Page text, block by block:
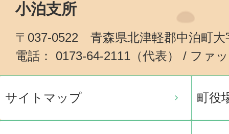
小泊支所
〒037-0522 青森県北津軽郡中泊町大
電話： 0173-64-2111（代表） / ファ
サイトマップ 町役